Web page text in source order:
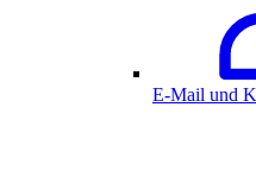
E-Mail und